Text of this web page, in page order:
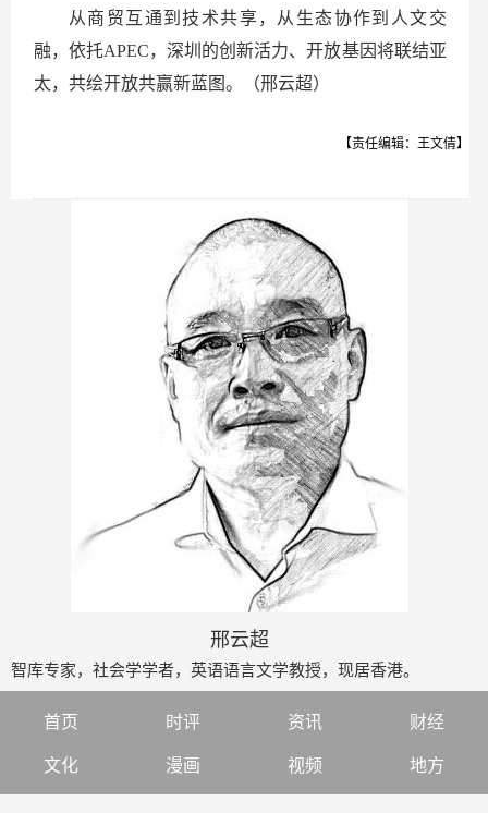
从商贸互通到技术共享，从生态协作到人文交
融，依托APEC，深圳的创新活力、开放基因将联结亚
太，共绘开放共赢新蓝图。（邢云超）
【责任编辑：王文倩】
邢云超
智库专家，社会学学者，英语语言文学教授，现居香港。
首页 时评 资讯 财经
文化 漫画 视频 地方